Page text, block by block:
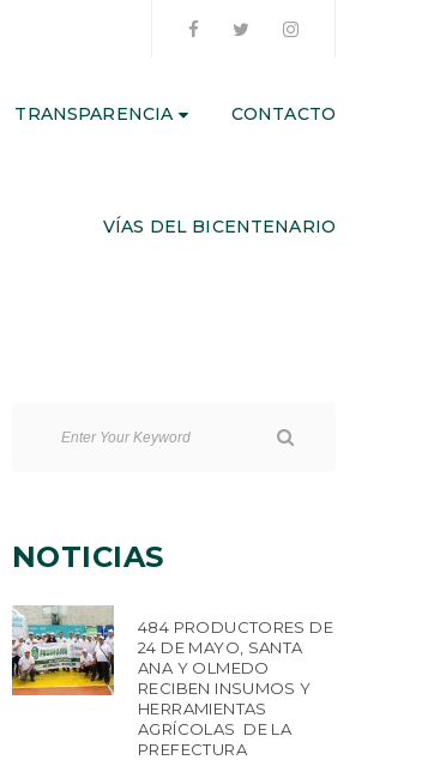
TRANSPARENCIA CONTACTO
VÍAS DEL BICENTENARIO
NOTICIAS
484 PRODUCTORES DE
24 DE MAYO, SANTA
ANA Y OLMEDO
RECIBEN INSUMOS Y
HERRAMIENTAS
AGRÍCOLAS DE LA
PREFECTURA